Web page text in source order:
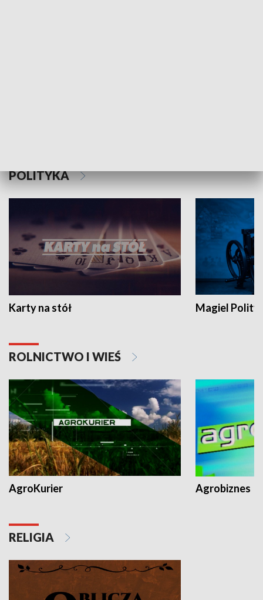
POLITYKA
Karty na stół Magiel
ROLNICTWO I WIEŚ
AgroKurier Agrobiznes
RELIGIA